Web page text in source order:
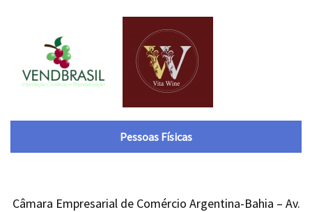
Pessoas Físicas
Câmara Empresarial de Comércio Argentina-Bahia – Av.